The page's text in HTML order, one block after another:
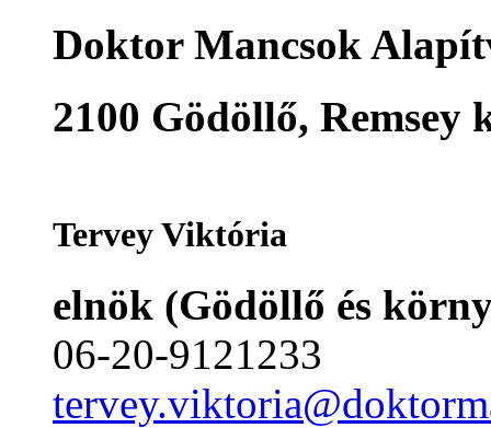
Doktor Mancsok
2100 Gödöllő, Remsey
Tervey Viktória
elnök (Gödöllő és
06-20-9121233